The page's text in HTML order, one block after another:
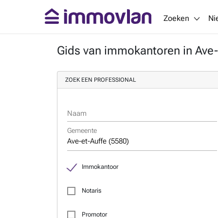
Zoeken
Gids van immokantoren in
ZOEK EEN PROFESSIONAL
Naam
Gemeente
Immokantoor
Notaris
Promotor